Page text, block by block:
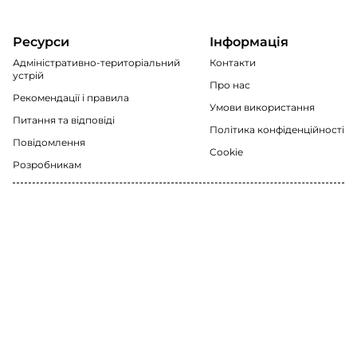
Ресурси
Адміністративно-територіальний
устрій
Рекомендації i правила
Питання та відповіді
Повідомлення
Розробникам
Інформація
Контакти
Про нас
Умови використання
Політика конфіденційності
Cookie